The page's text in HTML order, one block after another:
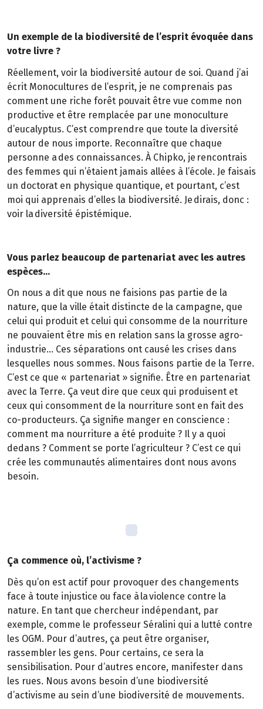
Un exemple de la biodiversité de l’esprit évoquée dans
votre livre ?
Réellement, voir la biodiversité autour de soi. Quand j’ai
écrit Monocultures de l’esprit, je ne comprenais pas
comment une riche forêt pouvait être vue comme non
productive et être remplacée par une monoculture
d’eucalyptus. C’est comprendre que toute la diversité
autour de nous importe. Reconnaître que chaque
personne a des connaissances. À Chipko, je rencontrais
des femmes qui n’étaient jamais allées à l’école. Je faisais
un doctorat en physique quantique, et pourtant, c’est
moi qui apprenais d’elles la biodiversité. Je dirais, donc :
voir la diversité épistémique.
Vous parlez beaucoup de partenariat avec les autres
espèces…
On nous a dit que nous ne faisions pas partie de la
nature, que la ville était distincte de la campagne, que
celui qui produit et celui qui consomme de la nourriture
ne pouvaient être mis en relation sans la grosse agro-
industrie… Ces séparations ont causé les crises dans
lesquelles nous sommes. Nous faisons partie de la Terre.
C’est ce que « partenariat » signifie. Être en partenariat
avec la Terre. Ça veut dire que ceux qui produisent et
ceux qui consomment de la nourriture sont en fait des
co-producteurs. Ça signifie manger en conscience :
comment ma nourriture a été produite ? Il y a quoi
dedans ? Comment se porte l’agriculteur ? C’est ce qui
crée les communautés alimentaires dont nous avons
besoin.
Ça commence où, l’activisme ?
Dès qu’on est actif pour provoquer des changements
face à toute injustice ou face à la violence contre la
nature. En tant que chercheur indépendant, par
exemple, comme le professeur Séralini qui a lutté contre
les OGM. Pour d’autres, ça peut être organiser,
rassembler les gens. Pour certains, ce sera la
sensibilisation. Pour d’autres encore, manifester dans
les rues. Nous avons besoin d’une biodiversité
d’activisme au sein d’une biodiversité de mouvements.